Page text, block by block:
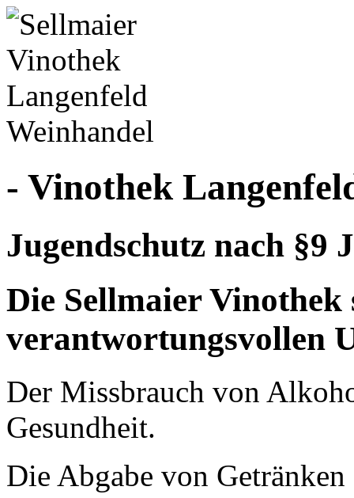
- Vinothek
Jugendschutz nach §9
Die Sellmaier Vinothek
verantwortungsvollen
Der Missbrauch von
Gesundheit.
Die Abgabe von